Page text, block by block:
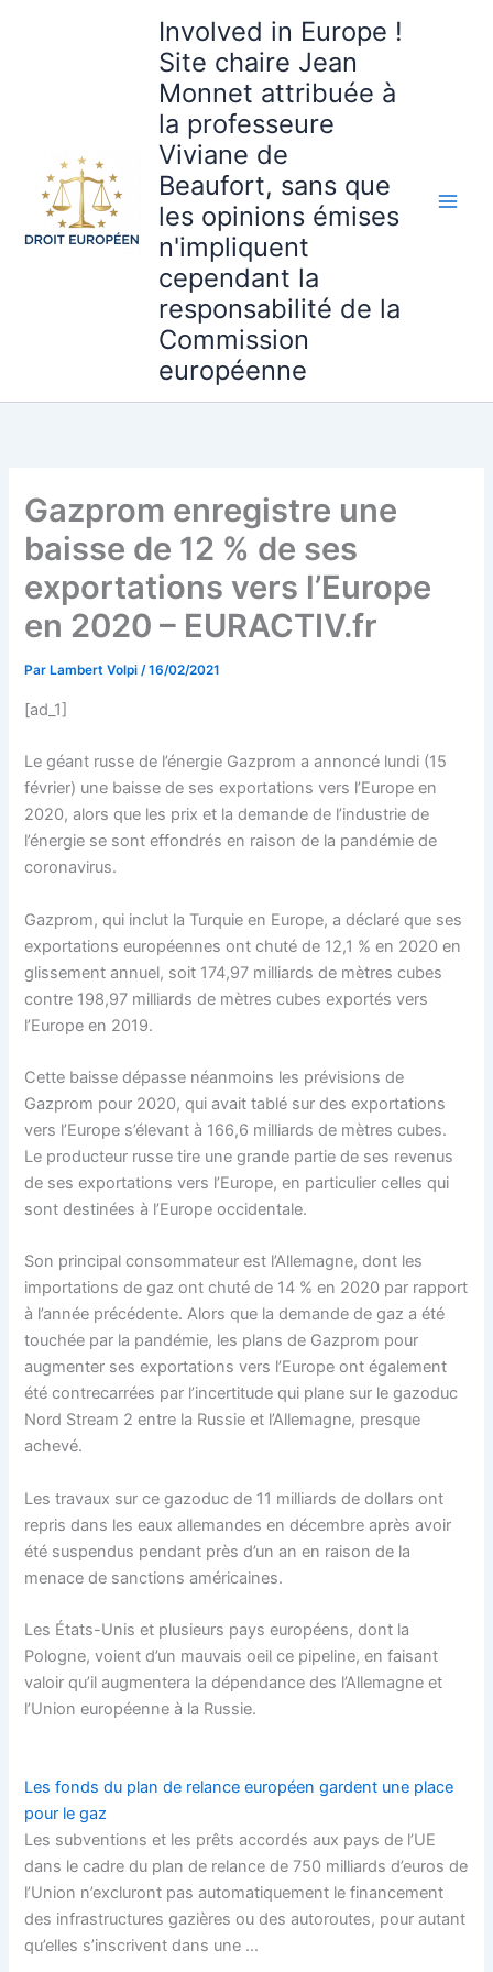
Involved in Europe !
Site chaire Jean
Monnet attribuée à
la professeure
Viviane de
Beaufort, sans que
les opinions émises
n'impliquent
cependant la
responsabilité de la
Commission
européenne
Gazprom enregistre une
baisse de 12 % de ses
exportations vers l’Europe
en 2020 – EURACTIV.fr
Par Lambert Volpi/16/02/2021
[ad_1]
Le géant russe de l’énergie Gazprom a annoncé lundi (15
février) une baisse de ses exportations vers l’Europe en
2020, alors que les prix et la demande de l’industrie de
l’énergie se sont effondrés en raison de la pandémie de
coronavirus.
Gazprom, qui inclut la Turquie en Europe, a déclaré que ses
exportations européennes ont chuté de 12,1 % en 2020 en
glissement annuel, soit 174,97 milliards de mètres cubes
contre 198,97 milliards de mètres cubes exportés vers
l’Europe en 2019.
Cette baisse dépasse néanmoins les prévisions de
Gazprom pour 2020, qui avait tablé sur des exportations
vers l’Europe s’élevant à 166,6 milliards de mètres cubes.
Le producteur russe tire une grande partie de ses revenus
de ses exportations vers l’Europe, en particulier celles qui
sont destinées à l’Europe occidentale.
Son principal consommateur est l’Allemagne, dont les
importations de gaz ont chuté de 14 % en 2020 par rapport
à l’année précédente. Alors que la demande de gaz a été
touchée par la pandémie, les plans de Gazprom pour
augmenter ses exportations vers l’Europe ont également
été contrecarrées par l’incertitude qui plane sur le gazoduc
Nord Stream 2 entre la Russie et l’Allemagne, presque
achevé.
Les travaux sur ce gazoduc de 11 milliards de dollars ont
repris dans les eaux allemandes en décembre après avoir
été suspendus pendant près d’un an en raison de la
menace de sanctions américaines.
Les États-Unis et plusieurs pays européens, dont la
Pologne, voient d’un mauvais oeil ce pipeline, en faisant
valoir qu’il augmentera la dépendance des l’Allemagne et
l’Union européenne à la Russie.
Les fonds du plan de relance européen gardent une place
pour le gaz
Les subventions et les prêts accordés aux pays de l’UE
dans le cadre du plan de relance de 750 milliards d’euros de
l’Union n’excluront pas automatiquement le financement
des infrastructures gazières ou des autoroutes, pour autant
qu’elles s’inscrivent dans une …